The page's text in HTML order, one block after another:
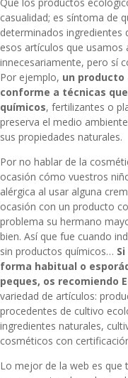
casualidad; es síntoma de
determinados ingredientes
esos artículos que usamos
innecesariamente, pero sí
Por ejemplo, un producto
conforme a técnicas
químicos, fertilizantes o
preserva el medio
sus propiedades naturales.
Por no hablar de la
ocasión cómo vuestros
alérgica al usar alguna
ocasión con un producto
problema su hermano
bien. Así que fue cuando
sin productos químicos…
forma habitual o
peques, os recomiendo
variedad de artículos:
procedentes de cultivo
ingredientes naturales,
cosméticos con
Lo mejor de la web es